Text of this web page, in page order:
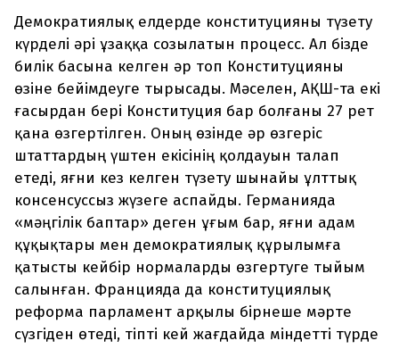
Демократиялық елдерде конституцияны түзету
күрделі әрі ұзаққа созылатын процесс. Ал бізде
билік басына келген әр топ Конституцияны
өзіне бейімдеуге тырысады. Мәселен, АҚШ-та екі
ғасырдан бері Конституция бар болғаны 27 рет
қана өзгертілген. Оның өзінде әр өзгеріс
штаттардың үштен екісінің қолдауын талап
етеді, яғни кез келген түзету шынайы ұлттық
консенсуссыз жүзеге аспайды. Германияда
«мәңгілік баптар» деген ұғым бар, яғни адам
құқықтары мен демократиялық құрылымға
қатысты кейбір нормаларды өзгертуге тыйым
салынған. Францияда да конституциялық
реформа парламент арқылы бірнеше мәрте
сүзгіден өтеді, тіпті кей жағдайда міндетті түрде